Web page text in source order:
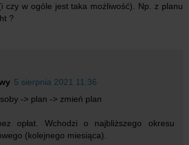
czy w ogóle jest taka możliwość). Np. z planu
?
5 sierpnia 2021 11:36
-> plan -> zmień plan
opłat. Wchodzi o najbliższego okresu
(kolejnego miesiąca).